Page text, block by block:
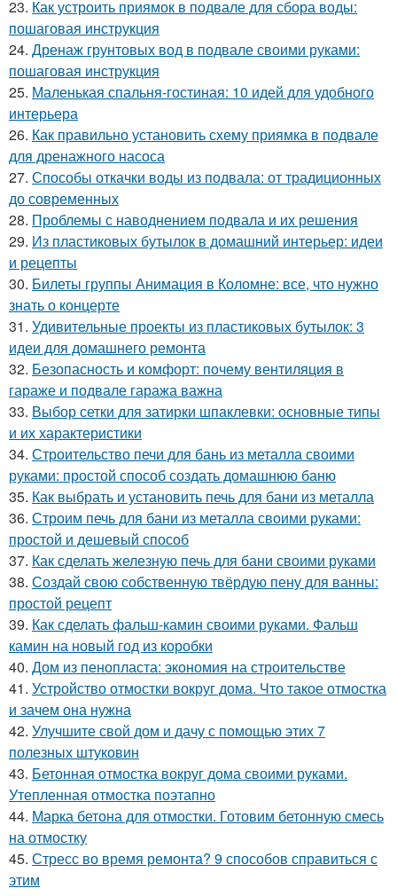
23. Как устроить приямок в подвале для сбора воды:
пошаговая инструкция
24. Дренаж грунтовых вод в подвале своими руками:
пошаговая инструкция
25. Маленькая спальня-гостиная: 10 идей для удобного
интерьера
26. Как правильно установить схему приямка в подвале
для дренажного насоса
27. Способы откачки воды из подвала: от традиционных
до современных
28. Проблемы с наводнением подвала и их решения
29. Из пластиковых бутылок в домашний интерьер: идеи
и рецепты
30. Билеты группы Анимация в Коломне: все, что нужно
знать о концерте
31. Удивительные проекты из пластиковых бутылок: 3
идеи для домашнего ремонта
32. Безопасность и комфорт: почему вентиляция в
гараже и подвале гаража важна
33. Выбор сетки для затирки шпаклевки: основные типы
и их характеристики
34. Строительство печи для бань из металла своими
руками: простой способ создать домашнюю баню
35. Как выбрать и установить печь для бани из металла
36. Строим печь для бани из металла своими руками:
простой и дешевый способ
37. Как сделать железную печь для бани своими руками
38. Создай свою собственную твёрдую пену для ванны:
простой рецепт
39. Как сделать фальш-камин своими руками. Фальш
камин на новый год из коробки
40. Дом из пенопласта: экономия на строительстве
41. Устройство отмостки вокруг дома. Что такое отмостка
и зачем она нужна
42. Улучшите свой дом и дачу с помощью этих 7
полезных штуковин
43. Бетонная отмостка вокруг дома своими руками.
Утепленная отмостка поэтапно
44. Марка бетона для отмостки. Готовим бетонную смесь
на отмостку
45. Стресс во время ремонта? 9 способов справиться с
этим